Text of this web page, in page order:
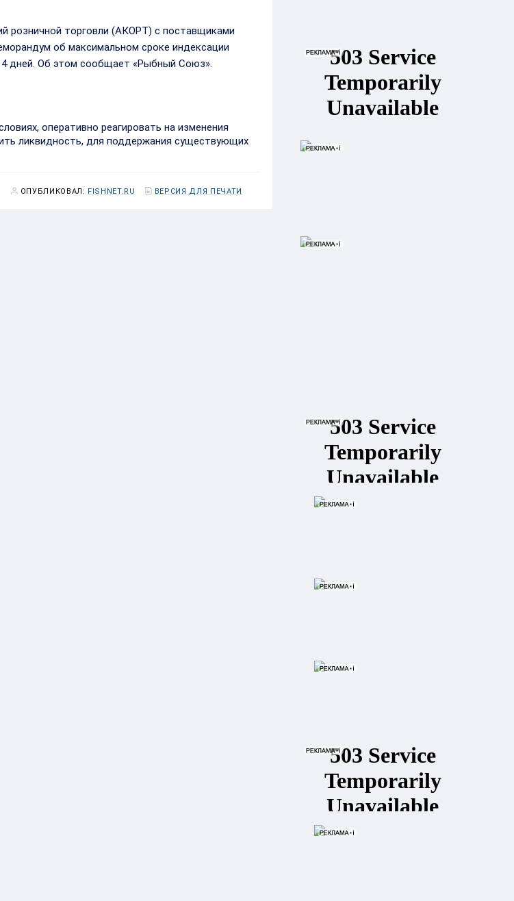
розничной торговли (АКОРТ) с поставщиками
об максимальном сроке индексации
дней. Об этом сообщает «Рыбный Союз».
оперативно реагировать на изменения
ликвидность, для поддержания существующих
ОПУБЛИКОВАЛ: FISHNET.RU ВЕРСИЯ ДЛЯ ПЕЧАТИ